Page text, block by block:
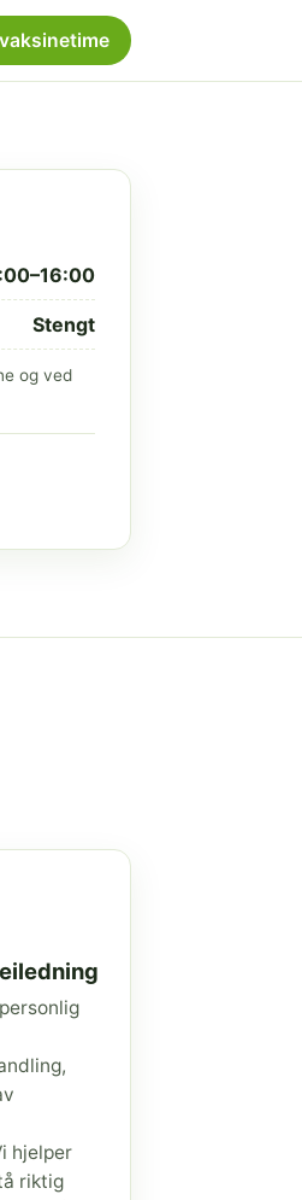
Stengt
og ved
hjelper
riktig